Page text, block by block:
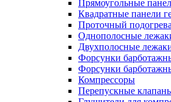
Прямоугольные
Квадратные панели
Проточный
Однополосные
Двухполосные
Форсунки
Форсунки
Компрессоры
Перепускные